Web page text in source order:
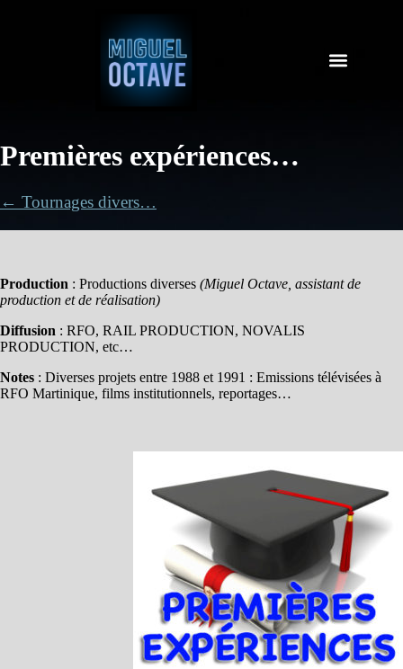
Premières expériences…
← Tournages divers…
Production : Productions diverses (Miguel Octave, assistant de
production et de réalisation)
Diffusion : RFO, RAIL PRODUCTION, NOVALIS
PRODUCTION, etc…
Notes : Diverses projets entre 1988 et 1991 : Emissions télévisées à
RFO Martinique, films institutionnels, reportages…